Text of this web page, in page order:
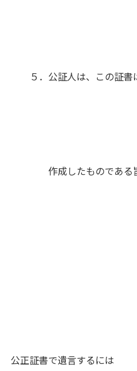
５．公証人は、この証書
作成したものである旨
公正証書で遺言するには